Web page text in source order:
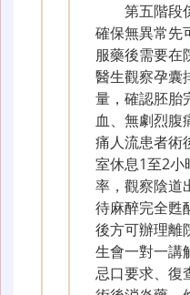
第五階段
確保無異常先
服藥後需要在
醫生觀察孕囊
量，確認胚胎
血、無劇烈腹
痛人流患者術
室休息1至2小
率，觀察陰道
待麻醉完全甦
後方可辦理離
生會一對一講
忌口要求、復